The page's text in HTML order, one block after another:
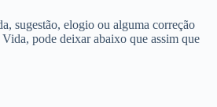
sugestão, elogio ou alguma correção
pode deixar abaixo que assim que